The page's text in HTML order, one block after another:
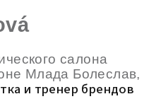
салона
Млада Болеслав,
и тренер брендов